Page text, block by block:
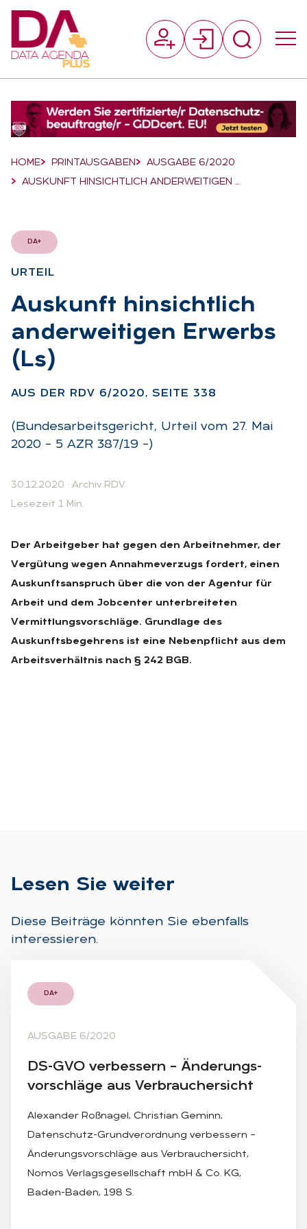
Breadcrumb-Navigation
HOME PRINTAUSGABEN
AUSGABE 6/2020
AUSKUNFT HINSICHTLICH ANDERWEITIGEN …
DA+
UR­TEIL
:
Aus­kunft hin­sicht­lich
an­der­wei­ti­gen Er­werbs
(Ls)
AUS DER RDV 6/2020, SEI­TE 338
(Bundesarbeitsgericht, Urteil vom 27. Mai
2020 – 5 AZR 387/19 –)
30.12.2020 · Archiv RDV
Lesezeit 1 Min.
Der Arbeitgeber hat gegen den Arbeitnehmer, der
Vergütung wegen Annahmeverzugs fordert, einen
Auskunftsanspruch über die von der Agentur für
Arbeit und dem Jobcenter unterbreiteten
Vermittlungsvorschläge. Grundlage des
Auskunftsbegehrens ist eine Nebenpflicht aus dem
Arbeitsverhältnis nach § 242 BGB.
Le­sen Sie wei­ter
Diese Beiträge könnten Sie ebenfalls
interessieren.
DA+
AUSGABE 6/2020
DS-GVO ver­bes­sern – Än­de­rungs­
vor­schlä­ge aus Ver­brau­cher­sicht
Alexander Roßnagel, Christian Geminn,
Datenschutz-Grundverordnung verbessern –
Änderungsvorschläge aus Verbrauchersicht,
Nomos Verlagsgesellschaft mbH & Co. KG,
Baden-Baden, 198 S.